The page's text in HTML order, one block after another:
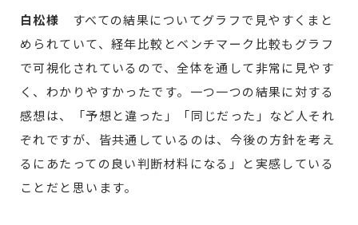
白松様 すべての結果についてグラフで見やすくまと
められていて、経年比較とベンチマーク比較もグラフ
で可視化されているので、全体を通して非常に見やす
く、わかりやすかったです。一つ一つの結果に対する
感想は、「予想と違った」「同じだった」など人それ
ぞれですが、皆共通しているのは、今後の方針を考え
るにあたっての良い判断材料になる」と実感している
ことだと思います。